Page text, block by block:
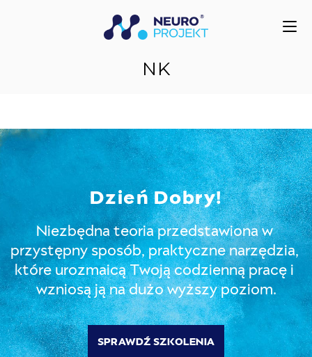
NK
Dzień Dobry!
Niezbędna teoria przedstawiona w
przystępny sposób, praktyczne narzędzia,
które urozmaicą Twoją codzienną pracę i
wzniosą ją na dużo wyższy poziom.
SPRAWDŹ SZKOLENIA